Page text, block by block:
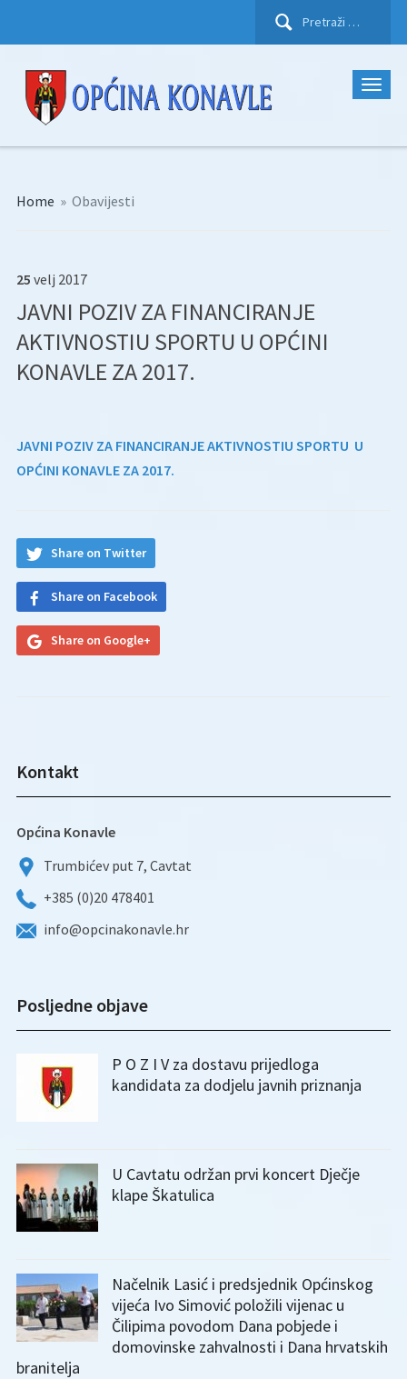
Pretraži:
Home » Obavijesti
25 velj 2017
JAVNI POZIV ZA FINANCIRANJE
AKTIVNOSTIU SPORTU U OPĆINI
KONAVLE ZA 2017.
JAVNI POZIV ZA FINANCIRANJE AKTIVNOSTIU SPORTU U
OPĆINI KONAVLE ZA 2017.
Share on Twitter
Share on Facebook
Share on Google+
Kontakt
Općina Konavle
Trumbićev put 7, Cavtat
+385 (0)20 478401
info@opcinakonavle.hr
Posljedne objave
P O Z I V za dostavu prijedloga
kandidata za dodjelu javnih priznanja
U Cavtatu održan prvi koncert Dječje
klape Škatulica
Načelnik Lasić i predsjednik Općinskog
vijeća Ivo Simović položili vijenac u
Čilipima povodom Dana pobjede i
domovinske zahvalnosti i Dana hrvatskih
branitelja